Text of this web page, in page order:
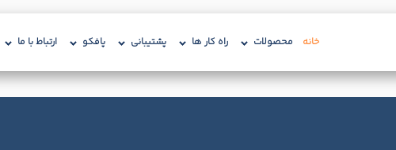
خانه محصولات راه کار ها پشتیبانی پافکو ارتباط با ما